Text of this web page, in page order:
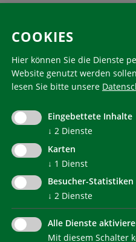
KlimaHaus ist eine
© 2022 Agentur für
COOKIES
Hier können Sie die Dienste
Website genutzt werden
lesen Sie bitte unsere
Eingebettete Inhalte
↓ 2 Dienste
Karten
↓ 1 Dienst
Besucher-Statistiken
↓ 2 Dienste
Alle Dienste
Mit diesem Schalter